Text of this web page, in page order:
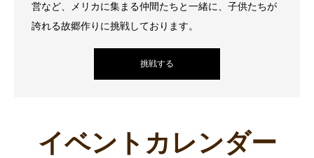
営など、メリカに集まる仲間たちと一緒に、子供たちが
誇れる故郷作りに挑戦しております。
挑戦する
イベントカレンダー